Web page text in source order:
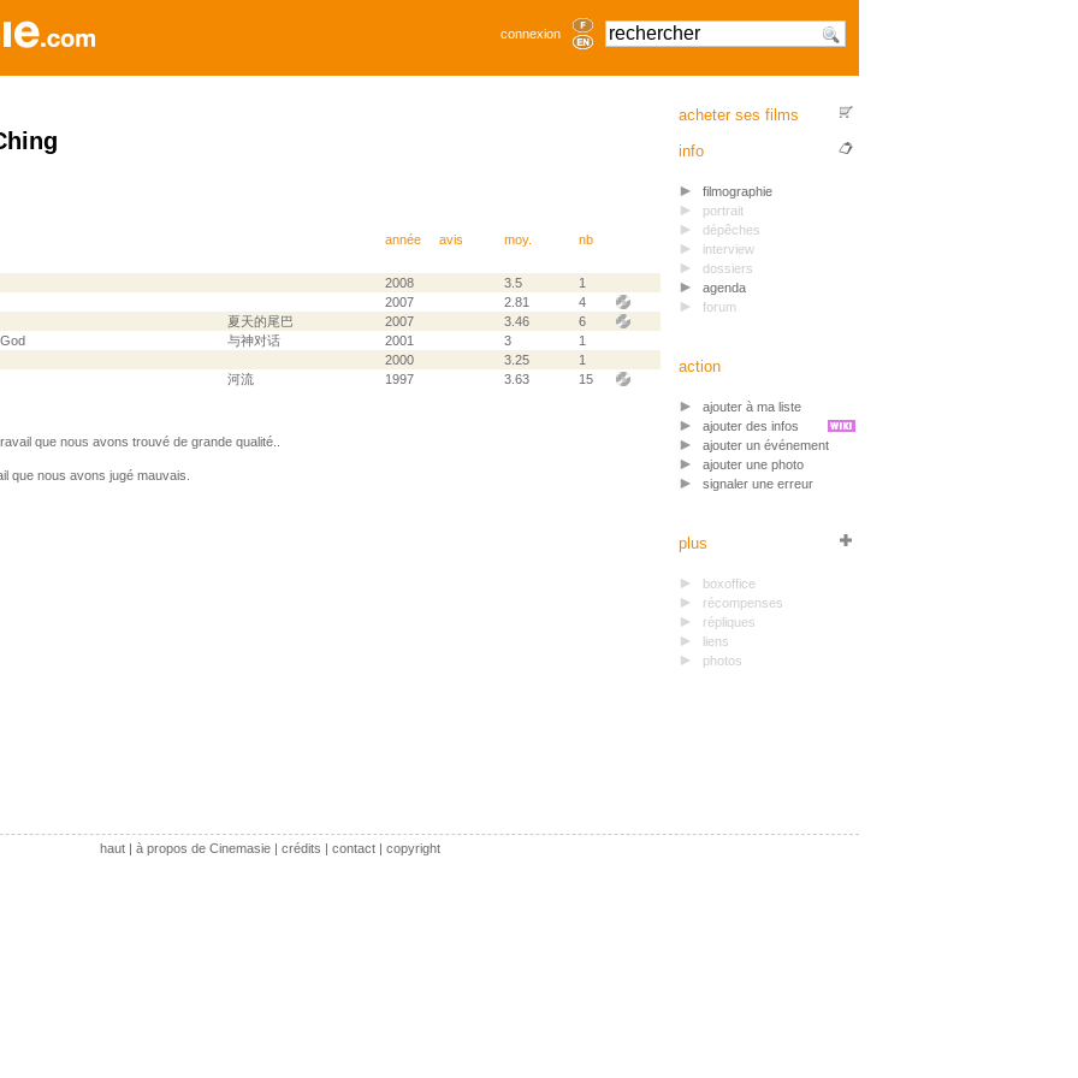
connexion
année avis moy. nb
2008 3.5
1
2007 2.81
4
夏天的尾巴 2007 3.46
6
与神对话 2001 3
1
2000 3.25
1
河流 1997 3.63 15
que nous avons trouvé de grande qualité..
que nous avons jugé mauvais.
acheter ses films
info
filmographie
portrait
dépêches
interview
dossiers
agenda
forum
action
ajouter à ma liste
ajouter des infos
ajouter un événement
ajouter une photo
signaler une erreur
plus
boxoffice
récompenses
répliques
liens
photos
haut| à propos de Cinemasie| crédits | contact| copyright